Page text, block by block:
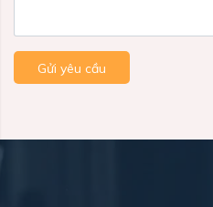
Gửi yêu cầu